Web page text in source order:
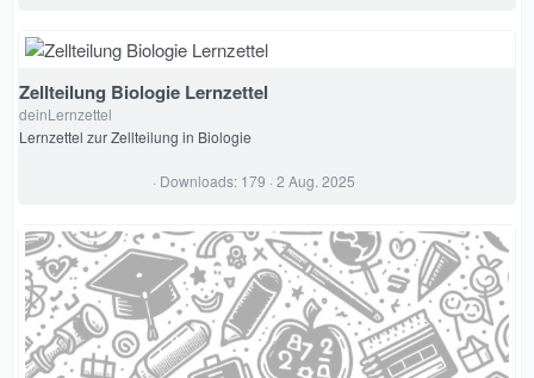
S
e
r
(
Zellteilung Biologie Lernzettel
deinLernzettel
Lernzettel zur Zellteilung in Biologie
0
0
S
t
e
r
n
(
e
)
Downloads 179 2 Aug. 2025